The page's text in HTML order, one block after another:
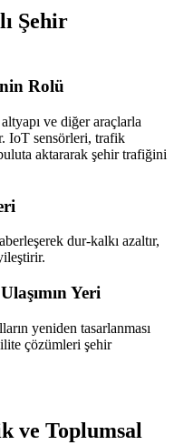
Şehir
Rolü
ve diğer araçlarla
IoT sensörleri, trafik
aktararak şehir trafiğini
dur-kalkı azaltır,
Yeri
yeniden tasarlanması
çözümleri şehir
ve Toplumsal